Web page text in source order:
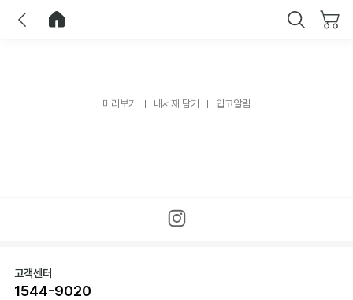
미리보기 내서재 담기 입고알림
고객센터
1544-9020